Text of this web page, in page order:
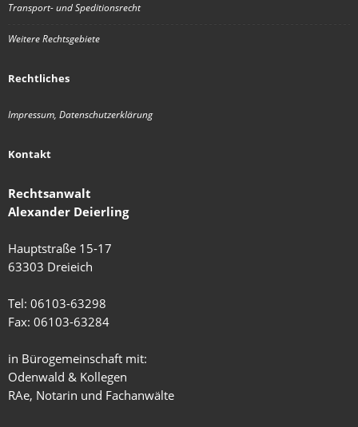
Transport- und Speditionsrecht
Weitere Rechtsgebiete
Rechtliches
Impressum, Datenschutzerklärung
Kontakt
Rechtsanwalt
Alexander Deierling
Hauptstraße 15-17
63303 Dreieich
Tel: 06103-63298
Fax: 06103-63284
in Bürogemeinschaft mit:
Odenwald & Kollegen
RAe, Notarin und Fachanwälte